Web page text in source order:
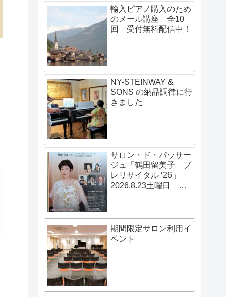
輸入ピアノ購入のため
のメール講座 全10
回 受付無料配信中！
NY-STEINWAY &
SONS の納品調律に行
きました
サロン・ド・パッサー
ジュ「鶴田留美子 プ
レリサイタル ‘26」
2026.8.23土曜日
期間限定サロン利用イ
ベント